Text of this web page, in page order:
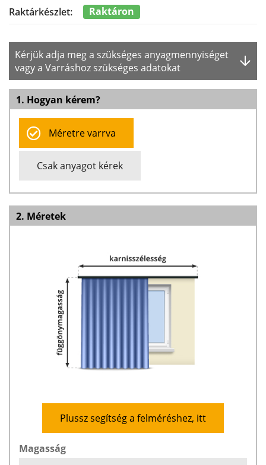
Raktárkészlet: Raktáron
Kérjük adja meg a szükséges anyagmennyiséget
vagy a Varráshoz szükséges adatokat
1. Hogyan kérem?
Méretre varrva
Csak anyagot kérek
2. Méretek
Plussz segítség a felméréshez, itt
Magasság